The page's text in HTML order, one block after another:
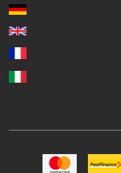
Image Image